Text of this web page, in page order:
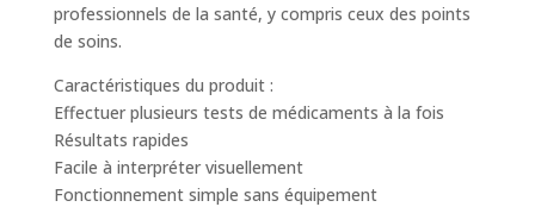
professionnels de la santé, y compris ceux des points
de soins.
Caractéristiques du produit :
Effectuer plusieurs tests de médicaments à la fois
Résultats rapides
Facile à interpréter visuellement
Fonctionnement simple sans équipement